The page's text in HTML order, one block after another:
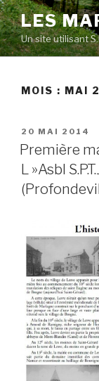
Skip
to
content
LES
Un site utilisant
MOIS : MAI
POSTED
ON
20 MAI 2014
Première
L »Asbl